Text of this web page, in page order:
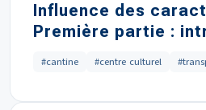
Influence des
Première partie :
#cantine #centre culturel